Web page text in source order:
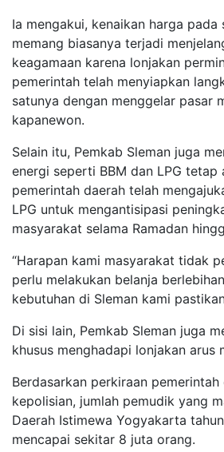
Ia mengakui, kenaikan harga
memang biasanya terjadi
keagamaan karena lonjakan
pemerintah telah menyiapkan
satunya dengan menggelar pasar
kapanewon.
Selain itu, Pemkab Sleman juga
energi seperti BBM dan LPG tetap
pemerintah daerah telah
LPG untuk mengantisipasi
masyarakat selama Ramadan
“Harapan kami masyarakat tidak
perlu melakukan belanja
kebutuhan di Sleman kami
Di sisi lain, Pemkab Sleman juga
khusus menghadapi lonjakan arus
Berdasarkan perkiraan pemerintah
kepolisian, jumlah pemudik yang
Daerah Istimewa Yogyakarta
mencapai sekitar 8 juta orang.